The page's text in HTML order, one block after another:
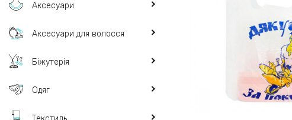
Аксесуари
Аксесуари для волосся
Біжутерія
Одяг